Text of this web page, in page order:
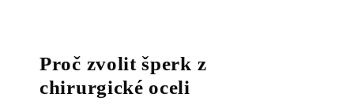
Proč zvolit šperk z
chirurgické oceli